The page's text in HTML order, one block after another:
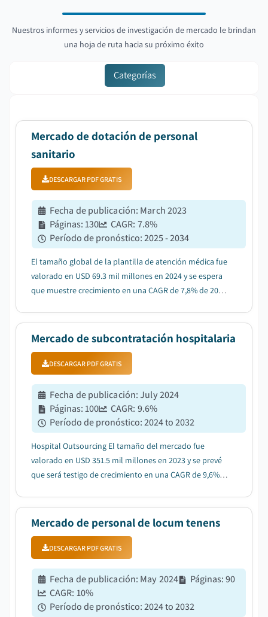
Nuestros informes y servicios de investigación de mercado le brindan
una hoja de ruta hacia su próximo éxito
Categorías
Mercado de dotación de personal
sanitario
DESCARGAR PDF GRATIS
Fecha de publicación: March 2023
Páginas:130 CAGR: 7.8%
Período de pronóstico:2025 - 2034
El tamaño global de la plantilla de atención médica fue
valorado en USD 69.3 mil millones en 2024 y se espera
que muestre crecimiento en una CAGR de 7,8% de 2025
Mercado de subcontratación hospitalaria
DESCARGAR PDF GRATIS
Fecha de publicación:July 2024
Páginas:100 CAGR: 9.6%
Período de pronóstico:2024 to 2032
Hospital Outsourcing El tamaño del mercado fue
valorado en USD 351.5 mil millones en 2023 y se prevé
que será testigo de crecimiento en una CAGR de 9,6%
Mercado de personal de locum tenens
DESCARGAR PDF GRATIS
Fecha de publicación: May 2024 Páginas:90
CAGR: 10%
Período de pronóstico:2024 to 2032